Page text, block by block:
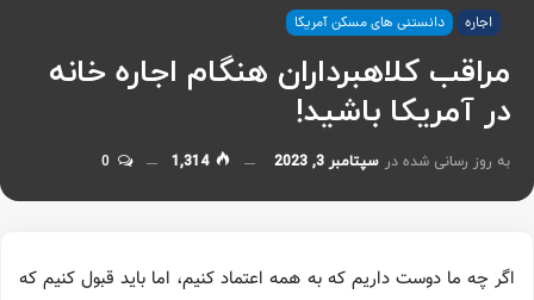
اجاره دانستنی های مسکن آمریکا
مراقب کلاهبرداران هنگام اجاره خانه
در آمریکا باشید!
به روز رسانی شده در سپتامبر 3, 2023 1,314
اگر چه ما دوست داریم که به همه اعتماد کنیم، اما باید قبول کنیم که